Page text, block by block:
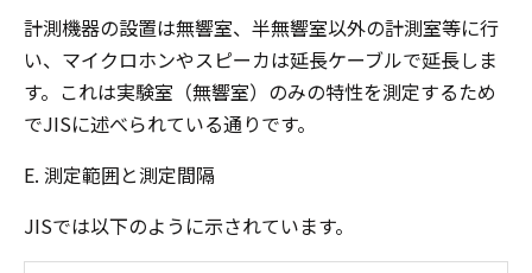
計測機器の設置は無響室、半無響室以外の計測室等に行
い、マイクロホンやスピーカは延長ケーブルで延長しま
す。これは実験室（無響室）のみの特性を測定するため
でJISに述べられている通りです。
E. 測定範囲と測定間隔
JISでは以下のように示されています。